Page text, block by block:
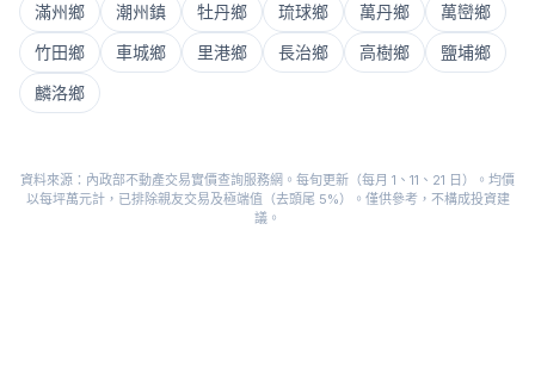
滿州鄉
潮州鎮 牡丹鄉 琉球鄉 萬丹鄉
萬巒鄉
竹田鄉
車城鄉 里港鄉 長治鄉 高樹鄉
鹽埔鄉
麟洛鄉
資料來源：內政部不動產交易實價查詢服務網。每旬更新（每月 1、11、21 日）。均價
以每坪萬元計，已排除親友交易及極端值（去頭尾 5%）。僅供參考，不構成投資建
議。